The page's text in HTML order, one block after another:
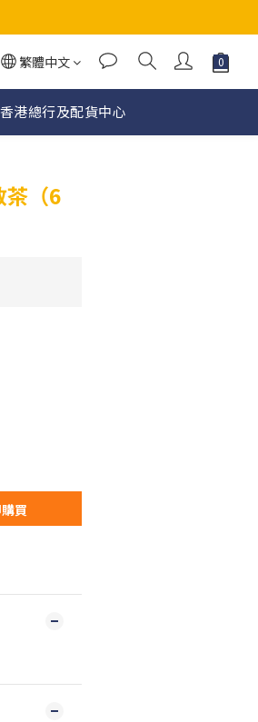
繁體中文
香港總行及配貨中心
茶（6
買